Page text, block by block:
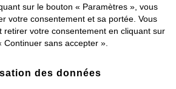
facile
Rideau à imprimé végétal (1
pce)
à partir deCHF 29,95
sur le bouton « Paramètres », vous
votre consentement et sa portée. Vous
retirer votre consentement en cliquant sur
Continuer sans accepter ».
des données